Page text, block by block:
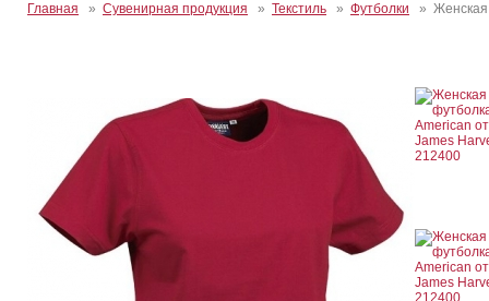
Главная » Сувенирная продукция » Текстиль » Футболки » Женская